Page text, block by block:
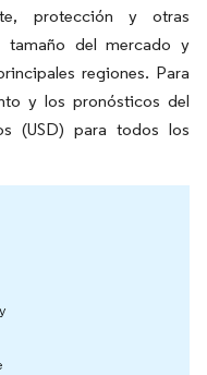
protección y otras
tamaño del mercado y
regiones. Para
y los pronósticos del
(USD) para todos los